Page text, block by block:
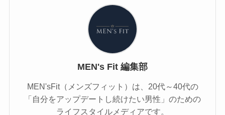
MEN's Fit 編集部
MEN'sFit（メンズフィット）は、20代～40代の
「自分をアップデートし続けたい男性」のための
ライフスタイルメディアです。